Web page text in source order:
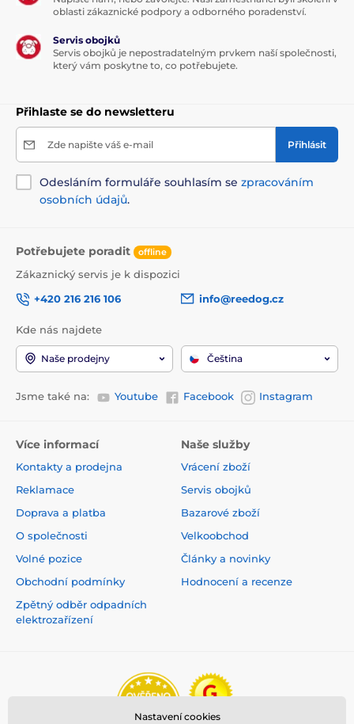
oblasti zákaznické podpory a odborného poradenství.
Servis obojků
Servis obojků je nepostradatelným prvkem naší společnosti,
který vám poskytne to, co potřebujete.
Přihlaste se do newsletteru
Zde napište váš e-mail Přihlásit
Odesláním formuláře souhlasím se zpracováním
osobních údajů.
Potřebujete poradit offline
Zákaznický servis je k dispozici
+420 216 216 106
info@reedog.cz
Kde nás najdete
Naše prodejny Čeština
Jsme také na: Youtube Facebook Instagram
Více informací
Kontakty a prodejna
Reklamace
Doprava a platba
O společnosti
Volné pozice
Obchodní podmínky
Zpětný odběr odpadních
elektrozařízení
Naše služby
Vrácení zboží
Servis obojků
Bazarové zboží
Velkoobchod
Články a novinky
Hodnocení a recenze
Nastavení cookies